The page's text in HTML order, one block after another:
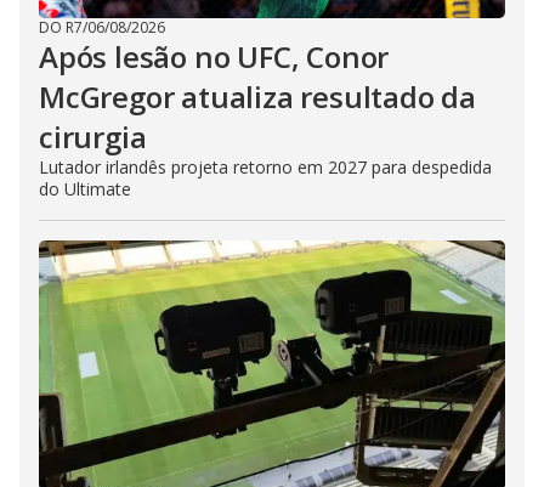
DO R7/06/08/2026
Após lesão no UFC, Conor
McGregor atualiza resultado da
cirurgia
Lutador irlandês projeta retorno em 2027 para despedida
do Ultimate